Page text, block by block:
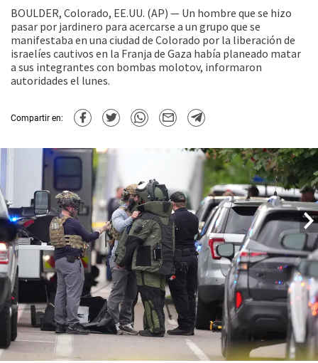
BOULDER, Colorado, EE.UU. (AP) — Un hombre que se hizo
pasar por jardinero para acercarse a un grupo que se
manifestaba en una ciudad de Colorado por la liberación de
israelíes cautivos en la Franja de Gaza había planeado matar
a sus integrantes con bombas molotov, informaron
autoridades el lunes.
Compartir en: